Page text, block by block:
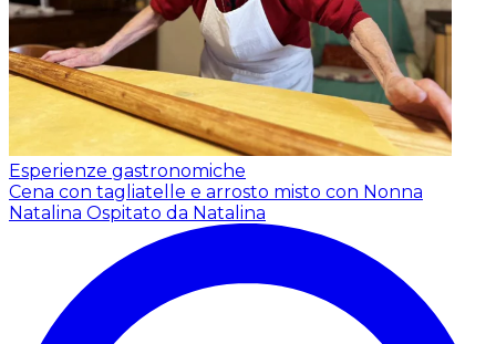
Esperienze gastronomiche
Cena con tagliatelle e arrosto misto con Nonna
Natalina Ospitato da Natalina